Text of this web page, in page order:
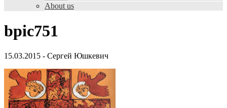
About us
bpic751
15.03.2015 - Сергей Юшкевич